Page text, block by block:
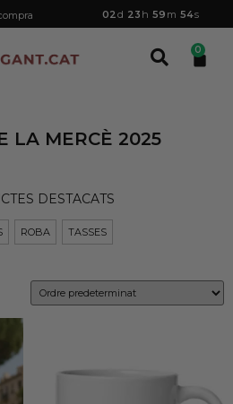
02d 23 h 59 m 54s
0
LA MERCÈ 2025
DESTACATS
ROBA TASSES